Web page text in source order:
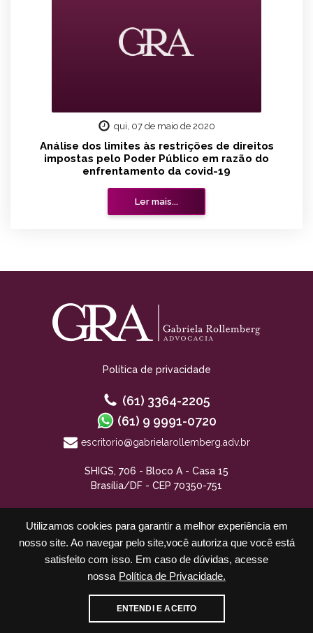
Utilizamos cookies para garantir a melhor experiência em
nosso site. Ao navegar pelo site,você autoriza que você está
satisfeito com isso. Em caso de dúvidas, acesse
nossa Política de Privacidade.
ENTENDI E ACEITO
qui, 07 de maio de 2020
Análise dos limites às restrições de direitos
impostas pelo Poder Público em razão do
enfrentamento da covid-19
Ler mais...
Cadastre-se para receber nossos informativos
E-mail WhatsApp
Política de privacidade
(61) 3364-2205
(61) 9 9991-0720
escritorio@gabrielarollemberg.adv.br
SHIGS, 706 - Bloco A - Casa 15
Brasília/DF - CEP 70350-751